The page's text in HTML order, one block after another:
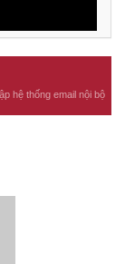
hệ thống email nội bộ